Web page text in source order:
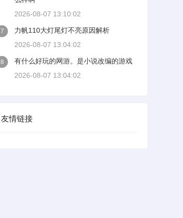
2026-08-07 13:10:02
7
力帆110大灯尾灯不亮原因解析
2026-08-07 13:04:02
8
有什么好玩的网游。是小说改编的游戏
2026-08-07 13:04:02
友情链接